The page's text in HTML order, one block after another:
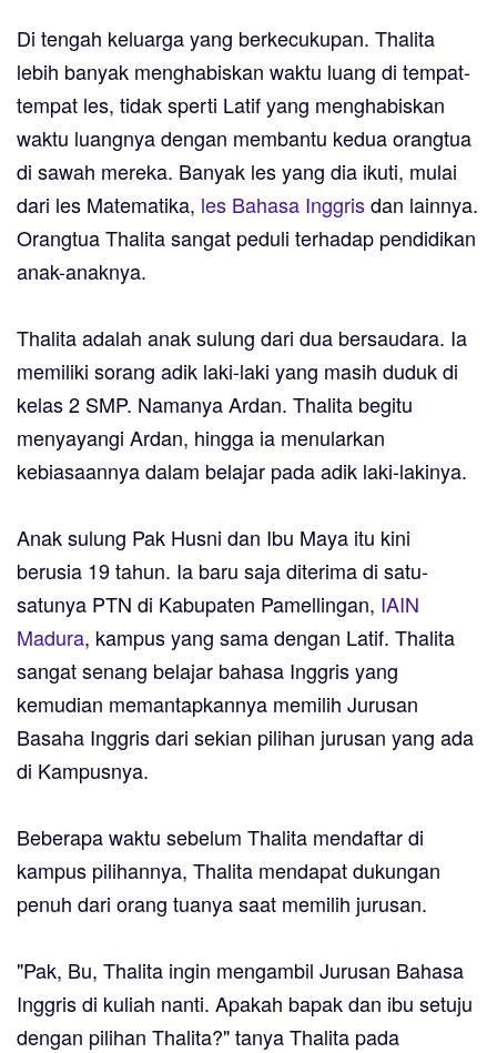
Di tengah keluarga yang berkecukupan. Thalita
lebih banyak menghabiskan waktu luang di tempat-
tempat les, tidak sperti Latif yang menghabiskan
waktu luangnya dengan membantu kedua orangtua
di sawah mereka. Banyak les yang dia ikuti, mulai
dari les Matematika, les Bahasa Inggrisdan lainnya.
Orangtua Thalita sangat peduli terhadap pendidikan
anak-anaknya.
Thalita adalah anak sulung dari dua bersaudara. Ia
memiliki sorang adik laki-laki yang masih duduk di
kelas 2 SMP. Namanya Ardan. Thalita begitu
menyayangi Ardan, hingga ia menularkan
kebiasaannya dalam belajar pada adik laki-lakinya.
Anak sulung Pak Husni dan Ibu Maya itu kini
berusia 19 tahun. Ia baru saja diterima di satu-
satunya PTN di Kabupaten Pamellingan, IAIN
Madura, kampus yang sama dengan Latif. Thalita
sangat senang belajar bahasa Inggris yang
kemudian memantapkannya memilih Jurusan
Basaha Inggris dari sekian pilihan jurusan yang ada
di Kampusnya.
Beberapa waktu sebelum Thalita mendaftar di
kampus pilihannya, Thalita mendapat dukungan
penuh dari orang tuanya saat memilih jurusan.
"Pak, Bu, Thalita ingin mengambil Jurusan Bahasa
Inggris di kuliah nanti. Apakah bapak dan ibu setuju
dengan pilihan Thalita?" tanya Thalita pada